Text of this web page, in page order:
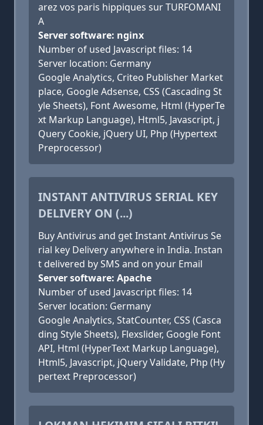
arez vos paris hippiques sur TURFOMANI
A
Server software: nginx
Number of used Javascript files: 14
Server location: Germany
Google Analytics, Criteo Publisher Market
place, Google Adsense, CSS (Cascading St
yle Sheets), Font Awesome, Html (HyperTe
xt Markup Language), Html5, Javascript, j
Query Cookie, jQuery UI, Php (Hypertext
Preprocessor)
INSTANT ANTIVIRUS SERIAL KEY
DELIVERY ON (...)
Buy Antivirus and get Instant Antivirus Se
rial key Delivery anywhere in India. Instan
t delivered by SMS and on your Email
Server software: Apache
Number of used Javascript files: 14
Server location: Germany
Google Analytics, StatCounter, CSS (Casca
ding Style Sheets), Flexslider, Google Font
API, Html (HyperText Markup Language),
Html5, Javascript, jQuery Validate, Php (Hy
pertext Preprocessor)